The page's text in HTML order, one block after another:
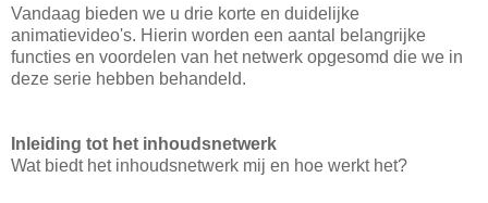
Vandaag bieden we u drie korte en duidelijke
animatievideo's. Hierin worden een aantal belangrijke
functies en voordelen van het netwerk opgesomd die we in
deze serie hebben behandeld.
Inleiding tot het inhoudsnetwerk
Wat biedt het inhoudsnetwerk mij en hoe werkt het?